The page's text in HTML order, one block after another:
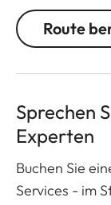
Route
Sprechen
Experten
Buchen Sie
Services - im